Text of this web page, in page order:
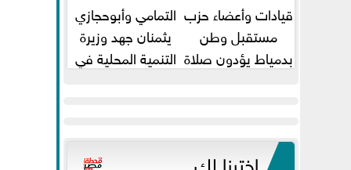
قيادات وأعضاء حزب
مستقبل وطن
بدمياط يؤدون صلاة
التمامي وأبوحجازي
يثمنان جهد وزيرة
التنمية المحلية في
اخترنا لك